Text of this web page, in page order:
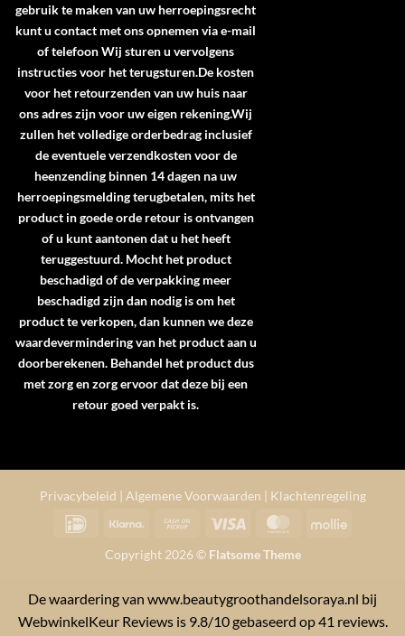
gebruik te maken van uw herroepingsrecht
kunt u contact met ons opnemen via e-mail
of telefoon Wij sturen u vervolgens
instructies voor het terugsturen.De kosten
voor het retourzenden van uw huis naar
ons adres zijn voor uw eigen rekening.Wij
zullen het volledige orderbedrag inclusief
de eventuele verzendkosten voor de
heenzending binnen 14 dagen na uw
herroepingsmelding terugbetalen, mits het
product in goede orde retour is ontvangen
of u kunt aantonen dat u het heeft
teruggestuurd. Mocht het product
beschadigd of de verpakking meer
beschadigd zijn dan nodig is om het
product te verkopen, dan kunnen we deze
waardevermindering van het product aan u
doorberekenen. Behandel het product dus
met zorg en zorg ervoor dat deze bij een
retour goed verpakt is.
Privacybeleid | Algemene Voorwaarden | Klachtenregeling
IDeal
Klarna
Cash
Pickup
Visa MasterCardMollie
Copyright 2026 © Flatsome Theme
De waardering van www.beautygroothandelsoraya.nl bij
WebwinkelKeur Reviewsis 9.8/10 gebaseerd op 41 reviews.